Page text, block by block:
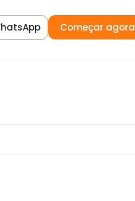
Começar agora